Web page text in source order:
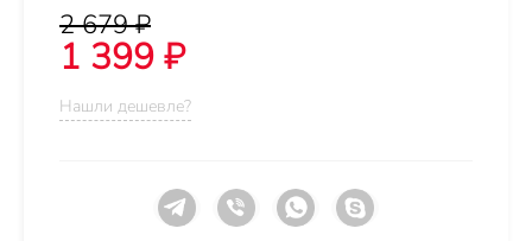
2 679 ₽
1 399 ₽
Нашли дешевле?